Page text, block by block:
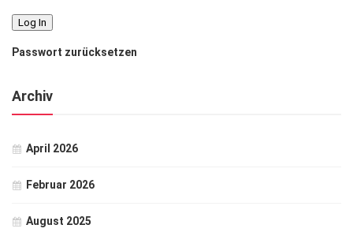
Passwort zurücksetzen
Archiv
April 2026
Februar 2026
August 2025